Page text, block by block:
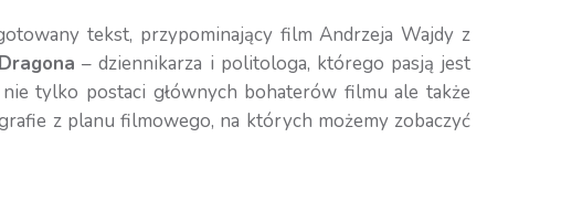
tekst, przypominający film Andrzeja Wajdy z
– dziennikarza i politologa, którego pasją jest
tylko postaci głównych bohaterów filmu ale także
z planu filmowego, na których możemy zobaczyć